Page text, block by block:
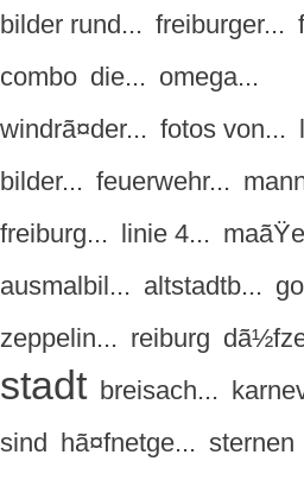
bilder rund... freiburger...
combo die... omega...
windrã¤der... fotos von...
bilder... feuerwehr...
freiburg... linie 4...
ausmalbil... altstadtb...
zeppelin... reiburg
stadt breisach...
sind hã¤fnetge... sternen